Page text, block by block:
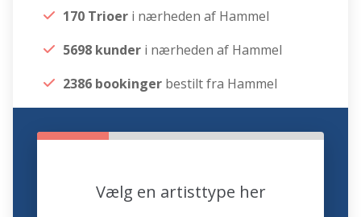
170 Trioer i nærheden af Hammel
5698 kunder i nærheden af Hammel
2386 bookinger bestilt fra Hammel
Vælg en artisttype her